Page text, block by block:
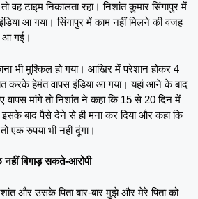
वह टाइम निकालता रहा। निशांत कुमार सिंगापुर में
आ गया। सिंगापुर में काम नहीं मिलने की वजह
आ गई।
भी मुश्किल हो गया। आखिर में परेशान होकर 4
करके हेमंत वापस इंडिया आ गया। यहां आने के बाद
मांगे तो निशांत ने कहा कि 15 से 20 दिन में
बाद पैसे देने से ही मना कर दिया और कहा कि
एक रुपया भी नहीं दूंगा।
बिगाड़ सकते-आरोपी
और उसके पिता बार-बार मुझे और मेरे पिता को